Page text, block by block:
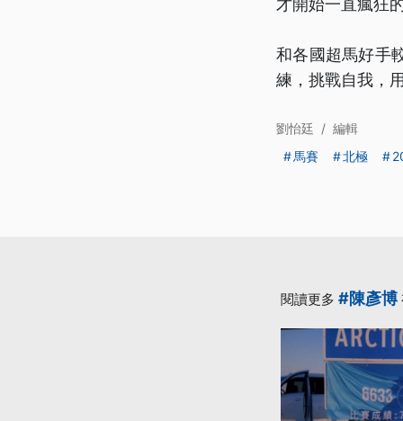
和各國超馬好手
練，挑戰自我，
劉怡廷 / 編輯
馬賽
北極
閱讀更多 #陳彥博